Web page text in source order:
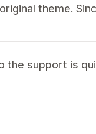
theme.
the support is